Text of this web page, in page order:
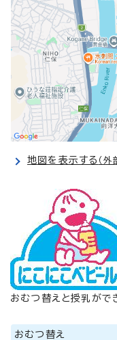
地図を表示する （外
おむつ替えと授乳がで
おむつ替え